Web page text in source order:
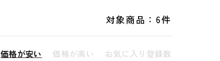
対象商品： 6件
価格が安い 価格が高い お気に入り登録数